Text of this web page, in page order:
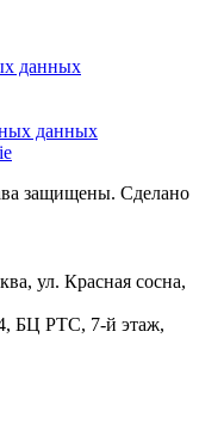
данных
данных
защищены. Сделано
ул. Красная сосна,
БЦ РТС, 7-й этаж,